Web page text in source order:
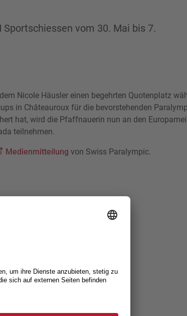
vom 30. Mai bis 7.
Nicole Häusler einen begehrten Quotenplatz
in Châteauroux für die bevorstehenden
hat, wird die Pfaffnauerin nun an den
teilnehmen.
Medienmitteilung von Swiss Paralympic.